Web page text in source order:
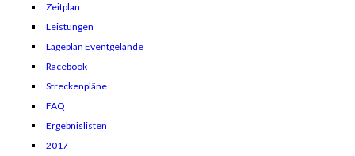
Zeitplan
Leistungen
Lageplan Eventgelände
Racebook
Streckenpläne
FAQ
Ergebnislisten
2017